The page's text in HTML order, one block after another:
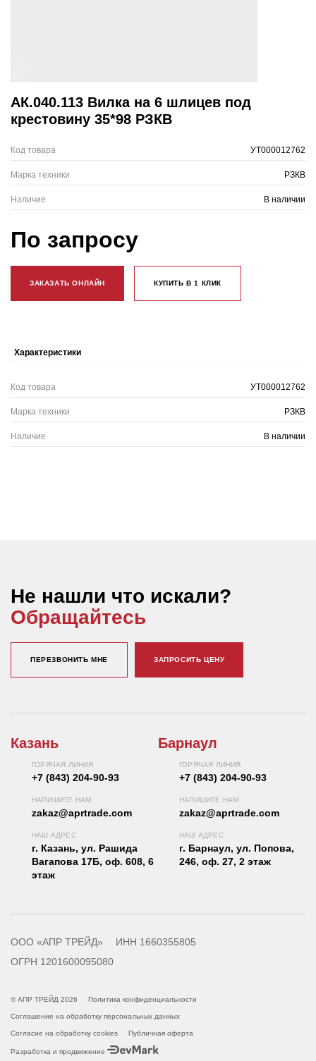
АК.040.113 Вилка на 6 шлицев под
крестовину 35*98 РЗКВ
Код товара УТ000012762
Марка техники РЗКВ
Наличие В наличии
По запросу
ЗАКАЗАТЬ ОНЛАЙН КУПИТЬ В 1 КЛИК
Характеристики
Код товара УТ000012762
Марка техники РЗКВ
Наличие В наличии
Не нашли что искали?
Обращайтесь
ПЕРЕЗВОНИТЬ МНЕ ЗАПРОСИТЬ ЦЕНУ
Казань
ГОРЯЧАЯ ЛИНИЯ
+7 (843) 204-90-93
НАПИШИТЕ НАМ
zakaz@aprtrade.com
НАШ АДРЕС
г. Казань, ул. Рашида
Вагапова 17Б, оф. 608, 6
этаж
Барнаул
ГОРЯЧАЯ ЛИНИЯ
+7 (843) 204-90-93
НАПИШИТЕ НАМ
zakaz@aprtrade.com
НАШ АДРЕС
г. Барнаул, ул. Попова,
246, оф. 27, 2 этаж
ООО «АПР ТРЕЙД»
ИНН 1660355805
ОГРН 1201600095080
© АПР ТРЕЙД 2026 Политика конфиденциальности
Соглашение на обработку персональных данных
Согласие на обработку cookies Публичная оферта
Разработка и продвижение